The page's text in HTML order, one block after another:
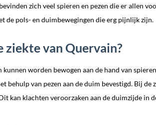
zich veel spieren en pezen die er allen
de pols- en duimbewegingen die erg pijnlijk zijn.
ziekte van Quervain?
kunnen worden bewogen aan de hand van
behulp van pezen aan de duim bevestigd. Bij
kan klachten veroorzaken aan de duimzijde in